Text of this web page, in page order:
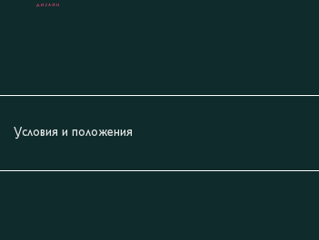
Условия и положения